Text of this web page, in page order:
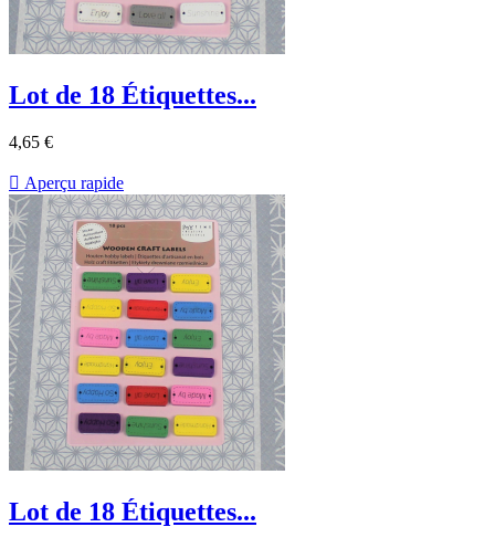
Lot de 18 Étiquettes...
4,65 €
 Aperçu rapide
Lot de 18 Étiquettes...